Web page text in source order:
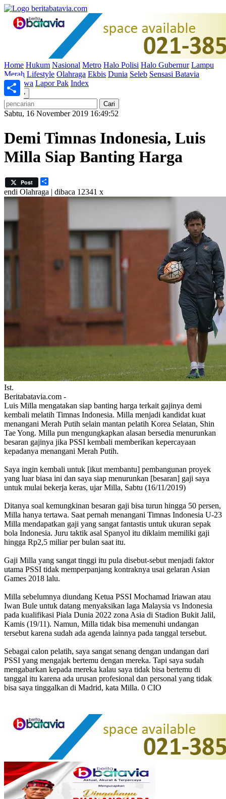
Home Hukum Nasional Metro Halo Polisi Halo Gubernur Lampu
Merah Lifestyle Olahraga Ekbis Dunia Seleb Sensasi Batavia
Peristiwa Lapor Pak Index
»
Sabtu, 16 November 2019 16:49:52
Demi Timnas Indonesia, Luis
Milla Siap Banting Harga
Post
endi Olahraga | dibaca 12341 x
Ist.
Beritabatavia.com -
Luis Milla mengatakan siap banting harga terkait gajinya demi
kembali melatih Timnas Indonesia. Milla menjadi kandidat kuat
menangani Merah Putih selain mantan pelatih Korea Selatan, Shin
Tae Yong. Milla pun mengungkapkan alasan bersedia menurunkan
besaran gajinya jika PSSI kembali memberikan kepercayaan
kepadanya menangani Merah Putih.
Saya ingin kembali untuk [ikut membantu] pembangunan proyek
yang luar biasa ini dan saya siap menurunkan [besaran] gaji saya
untuk mulai bekerja keras, ujar Milla, Sabtu (16/11/2019)
Ditanya soal kemungkinan besaran gaji bisa turun hingga 50 persen,
Milla hanya tertawa. Saat pernah menangani Timnas Indonesia U-23
Milla mendapatkan gaji yang sangat fantastis untuk ukuran sepak
bola Indonesia. Juru taktik asal Spanyol itu diklaim memiliki gaji
hingga Rp2,5 miliar per bulan saat itu.
Gaji Milla yang sangat tinggi itu pula disebut-sebut menjadi faktor
utama PSSI tidak memperpanjang kontraknya usai gelaran Asian
Games 2018 lalu.
Milla sebelumnya diundang Ketua PSSI Mochamad Iriawan atau
Iwan Bule untuk datang menyaksikan laga Malaysia vs Indonesia
pada kualifikasi Piala Dunia 2022 zona Asia di Stadion Bukit Jalil,
Kamis (19/11). Namun, Milla tidak bisa memenuhi undangan
tersebut karena sudah ada agenda lainnya pada tanggal tersebut.
Sebagai calon pelatih, saya sangat senang dengan undangan dari
PSSI yang mengajak bertemu dengan mereka. Tapi saya sudah
mengabarkan kepada mereka kalau saya tidak bisa bertemu di
tanggal itu karena ada urusan profesional dan personal yang tidak
bisa saya tinggalkan di Madrid, kata Milla. 0 CIO
Share